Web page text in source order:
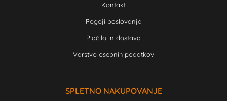
Kontakt
Pogoji poslovanja
Plačilo in dostava
Varstvo osebnih podatkov
SPLETNO NAKUPOVANJE